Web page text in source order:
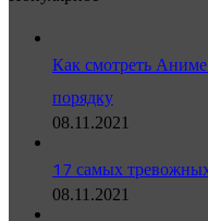
Как смотреть
порядку
08.11.2021
17 самых
08.11.2021